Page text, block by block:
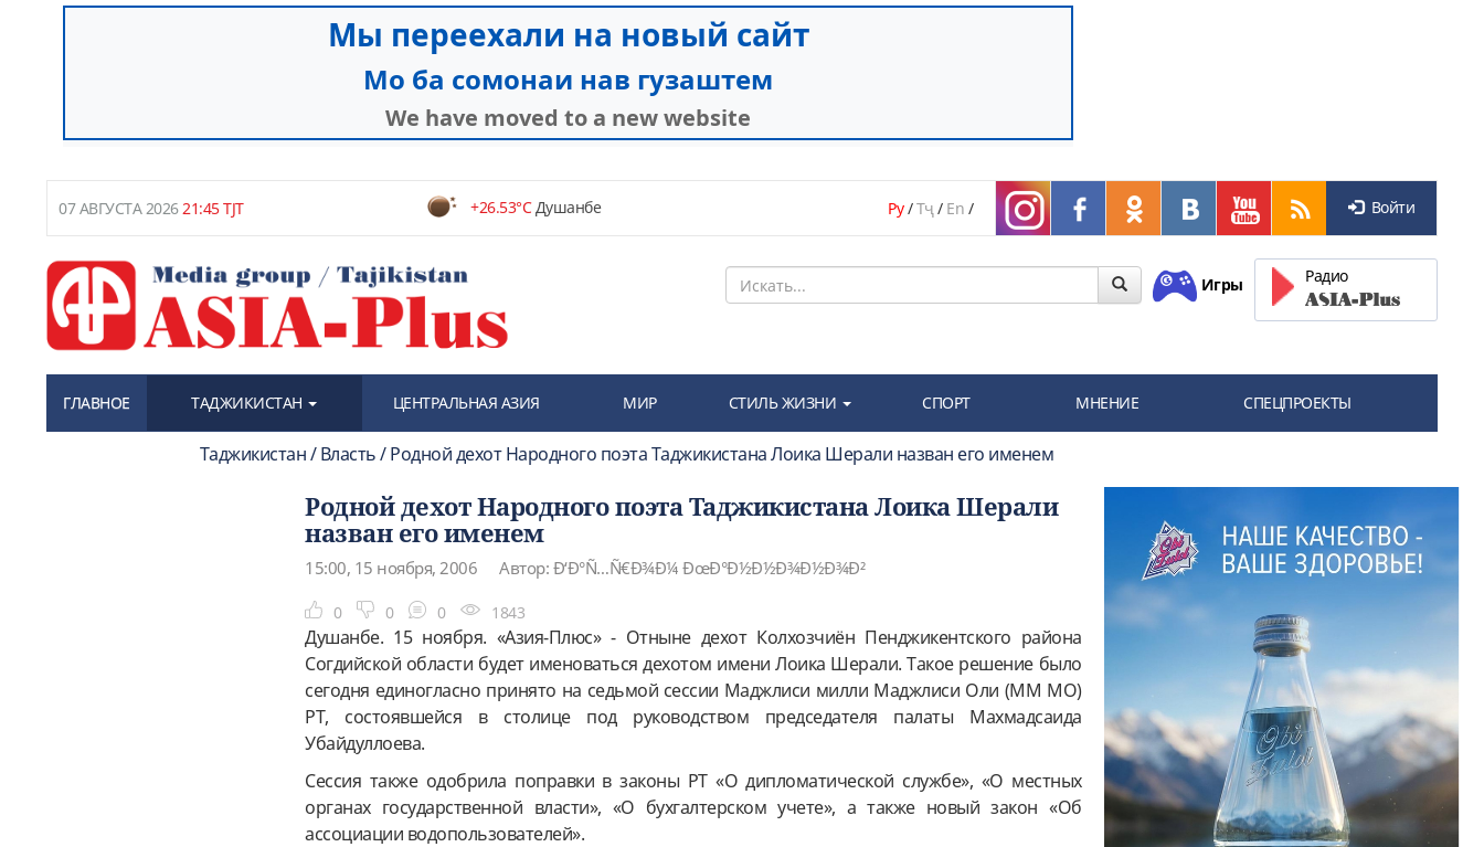
07 АВГУСТА 202621:45 TJT +26.53°CДушанбе Ру/Тҷ/ En / Войти
Игры Радио
ГЛАВНОЕ ТАДЖИКИСТАН ЦЕНТРАЛЬНАЯ АЗИЯ МИР СТИЛЬ ЖИЗНИ СПОРТ МНЕНИЕ СПЕЦПРОЕКТЫ
Таджикистан / Власть / Родной дехот Народного поэта Таджикистана Лоика Шерали назван его именем
Родной дехот Народного поэта Таджикистана Лоика Шерали
назван его именем
15:00, 15 ноября, 2006 Автор: Ð‘Ð°Ñ…Ñ€Ð¾Ð¼ ÐœÐ°Ð½Ð½Ð¾Ð½Ð¾Ð²
0 0 0 1843
Душанбе. 15 ноября. «Азия-Плюс» - Отныне дехот Колхозчиён Пенджикентского района
Согдийской области будет именоваться дехотом имени Лоика Шерали. Такое решение было
сегодня единогласно принято на седьмой сессии Маджлиси милли Маджлиси Оли (ММ МО)
РТ, состоявшейся в столице под руководством председателя палаты Махмадсаида
Убайдуллоева.
Сессия также одобрила поправки в законы РТ «О дипломатической службе», «О местных
органах государственной власти», «О бухгалтерском учете», а также новый закон «Об
ассоциации водопользователей».